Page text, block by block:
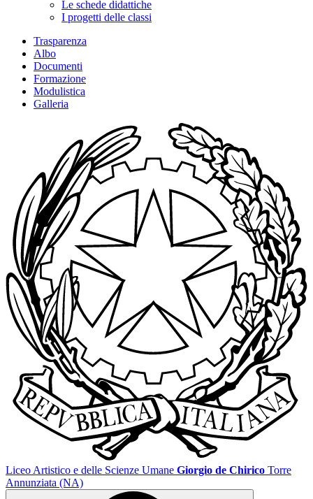
Le schede didattiche
I progetti delle classi
Trasparenza
Albo
Documenti
Formazione
Modulistica
Galleria
Liceo Artistico e delle Scienze Umane Giorgio de Chirico Torre
Annunziata (NA)